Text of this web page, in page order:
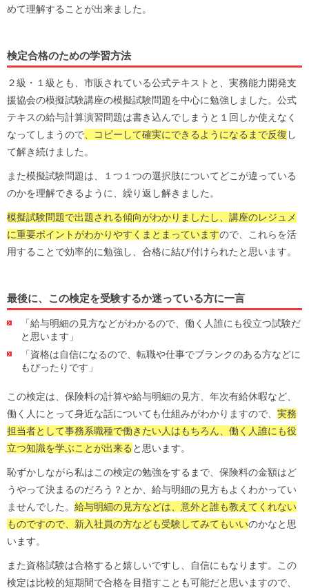
めて理解することが出来ました。
検定合格のための学習方法
２級・１級とも、市販されている公式テキストと、実務能力開発支
援協会の模擬試験講座の模擬試験問題を中心に勉強しました。公式
テキスの給与計算演習問題は書き込んでしまうと１回しか使えなく
なってしまうので、コピーして確実にできるようになるまで反復 し
て解き続けました。
また模擬試験問題は、１つ１つの選択肢についてどこが違っている
のかを理解できるように、繰り返し解きました。
模擬試験問題で出題される傾向がわかりましたし、講座のレジュメ
に重要ポイントがわかりやすくまとまっていますので、これらを活
用することで効率的に勉強し、合格に結び付けられたと思います。
最後に、この検定を受験するか迷っている方に一言
「給与明細の見方などがわかるので、働く人誰にも役立つ試験だ
と思います」
「資格は自信になるので、転職や仕事でブランクのある方などに
もぴったりです」
この検定は、保険料の計算や給与明細の見方、年次有給休暇など、
働く人にとって身近な話についても仕組みがわかりますので、 実務
担当者として事務系職種で働きたい人はもちろん、働く人誰にも役
立つ知識を学ぶことが出来る と思います。
恥ずかしながら私はこの検定の勉強をするまで、保険料の金額はど
うやって決まるのだろう？とか、給与明細の見方もよくわかってい
ませんでした。 給与明細の見方などは、意外と誰も教えてくれない
ものですので、新入社員の方なども受験してみてもいいのかなと思
います。
また資格試験は合格すると嬉しいですし、自信にもなります。この
検定は比較的短期間で合格を目指すことも可能だと思いますので、